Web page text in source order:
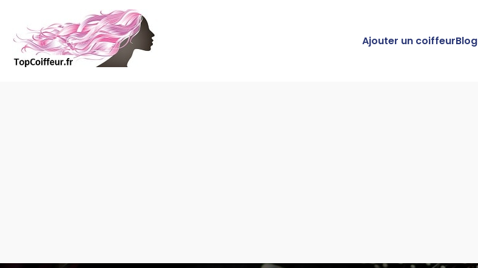
Ajouter un coiffeurBlog